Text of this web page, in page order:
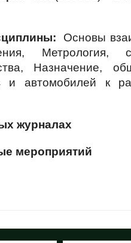
Основы
Метрология,
Назначение,
и автомобилей к
журналах
мероприятий